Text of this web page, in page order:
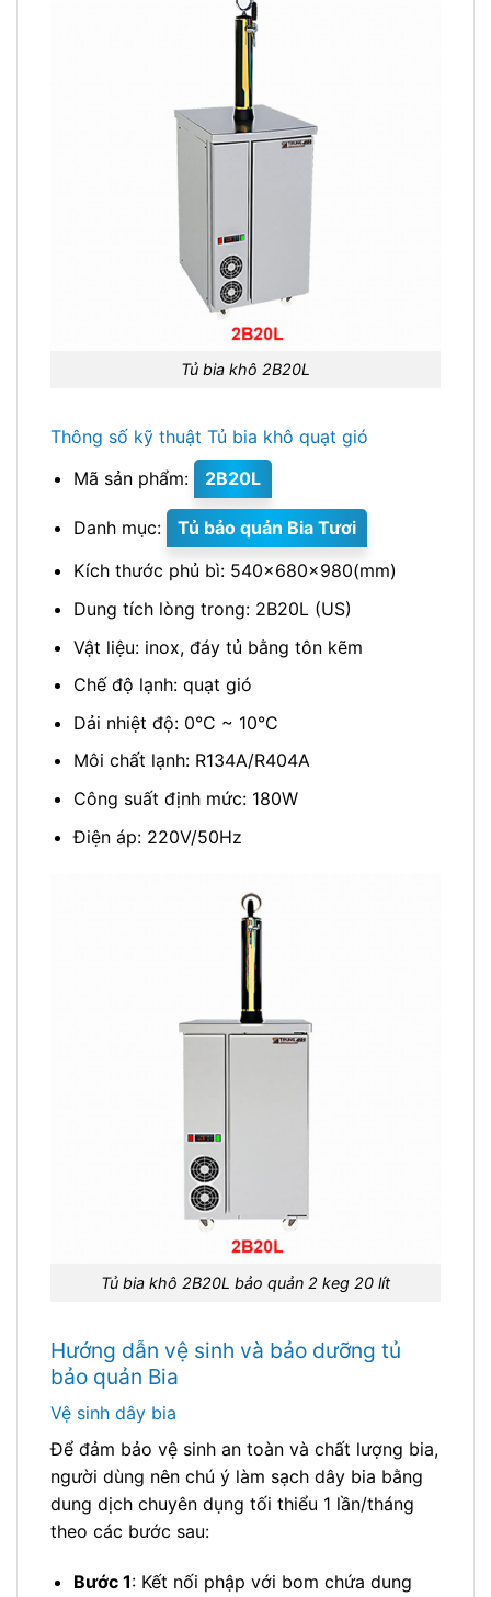
Tủ bia khô 2B20L
Thông số kỹ thuật Tủ bia khô quạt gió
Mã sản phẩm:
2B20L
Danh mục:
Tủ bảo quản Bia Tươi
Kích thước phủ bì: 540x680x980(mm)
Dung tích lòng trong: 2B20L (US)
Vật liệu: inox, đáy tủ bằng tôn kẽm
Chế độ lạnh: quạt gió
Dải nhiệt độ: 0°C ~ 10°C
Môi chất lạnh: R134A/R404A
Công suất định mức: 180W
Điện áp: 220V/50Hz
Tủ bia khô 2B20L bảo quản 2 keg 20 lít
Hướng dẫn vệ sinh và bảo dưỡng tủ
bảo quản Bia
Vệ sinh dây bia
Để đảm bảo vệ sinh an toàn và chất lượng bia,
người dùng nên chú ý làm sạch dây bia bằng
dung dịch chuyên dụng tối thiểu 1 lần/tháng
theo các bước sau:
Bước 1: Kết nối phập với bom chứa dung